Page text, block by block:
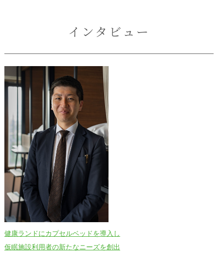
インタビュー
健康ランドにカプセルベッドを導入し
仮眠施設利用者の新たなニーズを創出